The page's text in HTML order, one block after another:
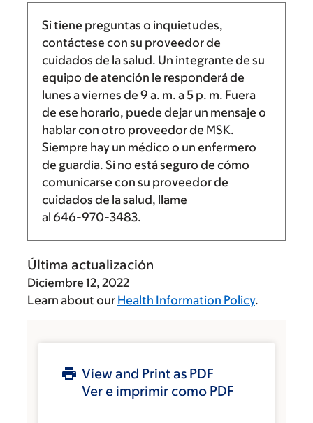
Si tiene preguntas o inquietudes,
contáctese con su proveedor de
cuidados de la salud. Un integrante de su
equipo de atención le responderá de
lunes a viernes de 9 a. m. a5 p. m. Fuera
de ese horario, puede dejar un mensaje o
hablar con otro proveedor de MSK.
Siempre hay un médico o un enfermero
de guardia. Si no está seguro de cómo
comunicarse con su proveedor de
cuidados de la salud, llame
al 646-970-3483.
Última actualización
Diciembre 12, 2022
Learn about our Health Information Policy.
View and Print as PDF
Ver e imprimir como PDF